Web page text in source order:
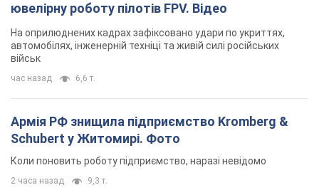
ювелірну роботу пілотів FPV. Відео
На оприлюднених кадрах зафіксовано удари по укриттях,
автомобілях, інженерній техніці та живій силі російських
військ
час назад 6,6 т.
Армія РФ знищила підприємство Kromberg &
Schubert у Житомирі. Фото
Коли поновить роботу підприємство, наразі невідомо
2 часа назад 9,3 т.